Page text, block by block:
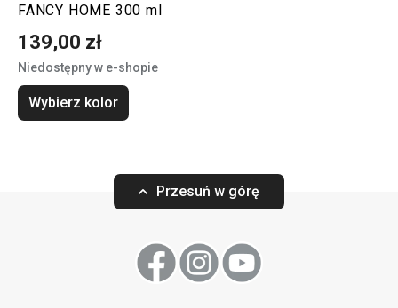
FANCY HOME 300 ml
139,00 zł
Niedostępny w e-shopie
Wybierz kolor
Przesuń w górę